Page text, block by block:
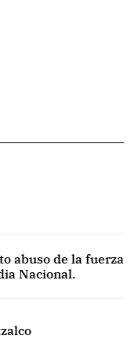
abuso de la fuerza
Nacional.